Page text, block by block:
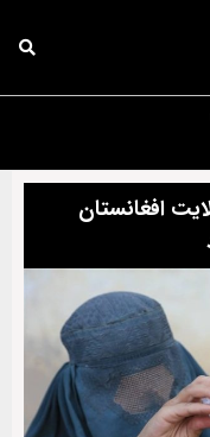
میلیون‌ها کودک در ۲۰ ولایت افغانستان